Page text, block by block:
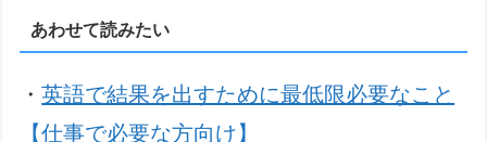
あわせて読みたい
・英語で結果を出すために最低限必要なこと
【仕事で必要な方向け】